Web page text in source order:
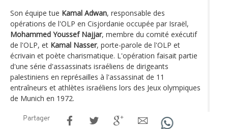
Son équipe tue Kamal Adwan, responsable des
opérations de l'OLP en Cisjordanie occupée par Israël,
Mohammed Youssef Najjar, membre du comité exécutif
de l'OLP, et Kamal Nasser, porte-parole de l'OLP et
écrivain et poète charismatique. L'opération faisait partie
d'une série d'assassinats israéliens de dirigeants
palestiniens en représailles à l'assassinat de 11
entraîneurs et athlètes israéliens lors des Jeux olympiques
de Munich en 1972.
Partager